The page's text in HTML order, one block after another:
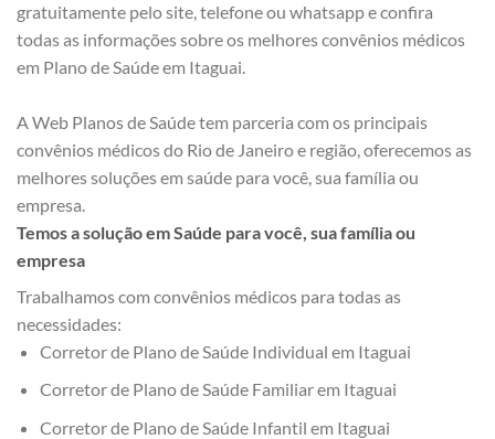
gratuitamente pelo site, telefone ou whatsapp e confira
todas as informações sobre os melhores convênios médicos
em Plano de Saúde em Itaguai.
A Web Planos de Saúde tem parceria com os principais
convênios médicos do Rio de Janeiro e região, oferecemos as
melhores soluções em saúde para você, sua família ou
empresa.
Temos a solução em Saúde para você, sua família ou
empresa
Trabalhamos com convênios médicos para todas as
necessidades:
Corretor de Plano de Saúde Individual em Itaguai
Corretor de Plano de Saúde Familiar em Itaguai
Corretor de Plano de Saúde Infantil em Itaguai